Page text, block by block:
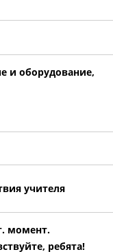
и оборудование,
учителя
момент.
ребята!